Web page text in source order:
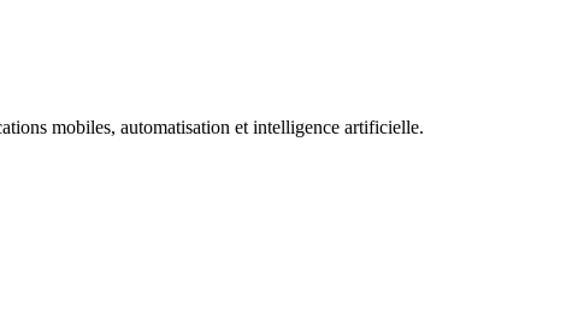
mobiles, automatisation et intelligence artificielle.